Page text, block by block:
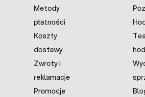
Metody
płatności
Koszty
dostawy
Zwroty i
reklamacje
Promocje